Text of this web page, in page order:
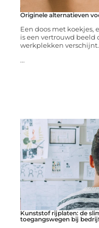
Originele alternatieven
Een doos met koekjes,
is een vertrouwd beeld
werkplekken
...
Kunststof rijplaten: de
toegangswegen bij